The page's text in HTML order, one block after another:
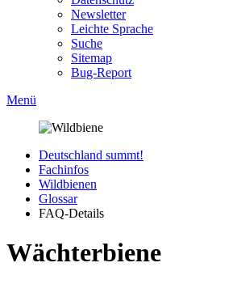
Newsletter
Leichte Sprache
Suche
Sitemap
Bug-Report
Menü
Deutschland summt!
Fachinfos
Wildbienen
Glossar
FAQ-Details
Wächterbiene